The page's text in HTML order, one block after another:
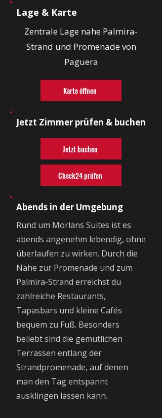
Lage & Karte
Zentrale Lage nahe Palmira-
Strand und Promenade von
Paguera
Karte öffnen
Jetzt Zimmer prüfen & buchen
Jetzt buchen
Check24 prüfen
Abends in der Umgebung
Rund um Morlans Suites ist es
abends angenehm lebendig, ohne
überlaufen zu wirken. Durch die
Nähe zur Promenade und zum
Palmira-Strand erreichst du
zahlreiche Restaurants,
Tapasbars und kleine Cafés
bequem zu Fuß. Besonders
beliebt sind die gemütlichen
Terrassen entlang der
Strandpromenade, auf denen
man den Tag entspannt
ausklingen lassen kann.